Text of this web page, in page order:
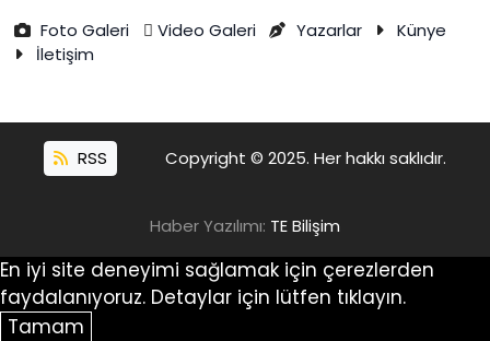
Foto Galeri
Video Galeri Yazarlar
Künye
İletişim
RSS Copyright © 2025. Her hakkı saklıdır.
Haber Yazılımı: TE Bilişim
En iyi site deneyimi sağlamak için çerezlerden
faydalanıyoruz. Detaylar için lütfen tıklayın.
Tamam